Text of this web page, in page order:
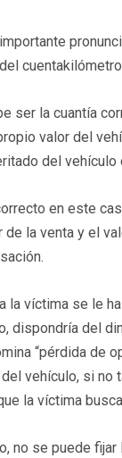
ser la cuantía
valor del
del
en este
la venta y el
víctima se le
dispondría del
“pérdida de
vehículo, si no
la víctima
no se puede